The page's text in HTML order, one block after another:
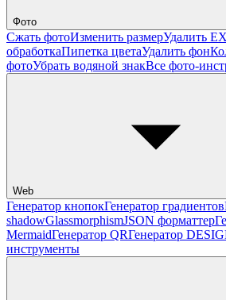
Фото
Сжать фотоИзменить размерУдалить
обработкаПипетка цветаУдалить фон
фотоУбрать водяной знакВсе фото-
Web
Генератор кнопокГенератор градиентов
shadowGlassmorphismJSON форматтер
MermaidГенератор QRГенератор
инструменты